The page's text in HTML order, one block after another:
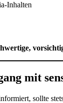
Inhalten
mit
sollte